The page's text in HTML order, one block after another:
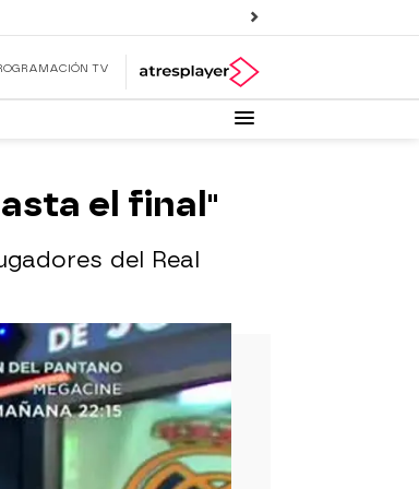
TV
el final"
del Real